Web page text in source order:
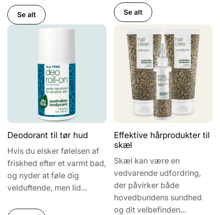
Se alt Se alt
Deodorant til tør hud
Hvis du elsker følelsen af
friskhed efter et varmt bad,
og nyder at føle dig
velduftende, men lid...
Effektive hårprodukter til
skæl
Skæl kan være en
vedvarende udfordring,
der påvirker både
hovedbundens sundhed
og dit velbefinden...